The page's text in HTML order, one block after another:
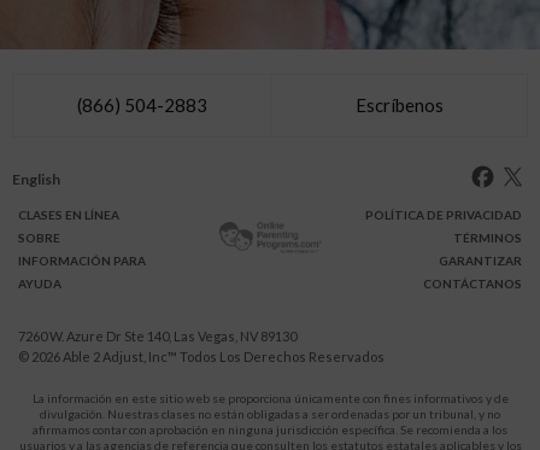
(866) 504-2883 Escríbenos
English
CLASES EN LÍNEA
SOBRE
INFORMACIÓN PARA
AYUDA
POLÍTICA DE PRIVACIDAD
TÉRMINOS
GARANTIZAR
CONTÁCTANOS
7260 W. Azure Dr Ste 140, Las Vegas, NV 89130
© 2026 Able 2 Adjust, Inc™ Todos Los Derechos Reservados
La información en este sitio web se proporciona únicamente con fines informativos y de
divulgación. Nuestras clases no están obligadas a ser ordenadas por un tribunal, y no
afirmamos contar con aprobación en ninguna jurisdicción específica. Se recomienda a los
usuarios y a las agencias de referencia que consulten los estatutos estatales aplicables y los